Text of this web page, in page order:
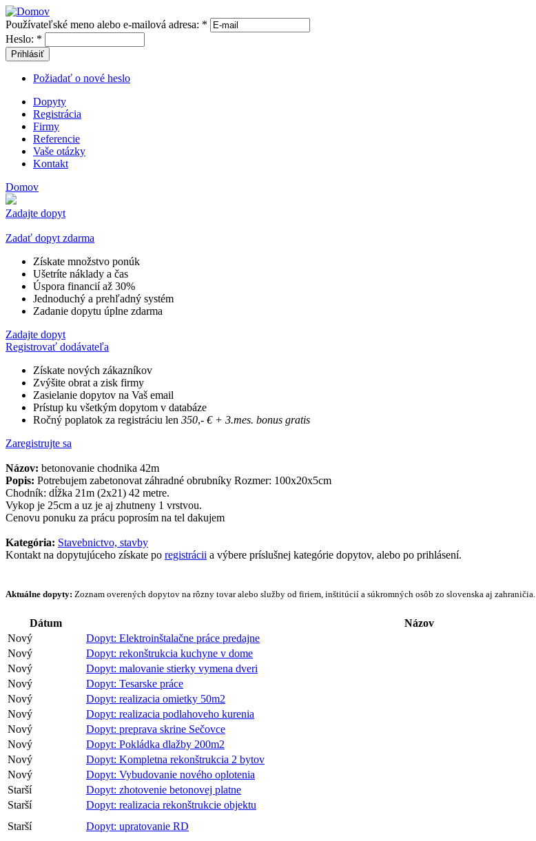
Používateľské meno alebo e-mailová adresa: *
Heslo: *
Prihlásiť
Požiadať o nové heslo
Dopyty
Registrácia
Firmy
Referencie
Vaše otázky
Kontakt
Domov
Zadajte dopyt
Zadať dopyt zdarma
Získate množstvo ponúk
Ušetríte náklady a čas
Úspora financií až 30%
Jednoduchý a prehľadný systém
Zadanie dopytu úplne zdarma
Zadajte dopyt
Registrovať dodávateľa
Získate nových zákazníkov
Zvýšite obrat a zisk firmy
Zasielanie dopytov na Vaš email
Prístup ku všetkým dopytom v databáze
Ročný poplatok za registráciu len 350,- € + 3.mes. bonus gratis
Zaregistrujte sa
Názov: betonovanie chodnika 42m
Popis: Potrebujem zabetonovat záhradné obrubníky Rozmer: 100x20x5cm
Chodník: dĺžka 21m (2x21) 42 metre.
Vykop je 25cm a uz je aj zhutneny 1 vrstvou.
Cenovu ponuku za prácu poprosím na tel dakujem
Kategória: Stavebnictvo, stavby
Kontakt na dopytujúceho získate po registrácii a výbere príslušnej kategórie dopytov, alebo po prihlásení.
Aktuálne dopyty: Zoznam overených dopytov na rôzny tovar alebo služby od firiem, inštitúcií a súkromných osôb zo slovenska aj zahraničia.
Dátum Názov
Nový
Dopyt: Elektroinštalačne práce predajne
Nový
Dopyt: rekonštrukcia kuchyne v dome
Nový
Dopyt: malovanie stierky vymena dveri
Nový
Dopyt: Tesarske práce
Nový
Dopyt: realizacia omietky 50m2
Nový
Dopyt: realizacia podlahoveho kurenia
Nový
Dopyt: preprava skrine Sečovce
Nový
Dopyt: Pokládka dlažby 200m2
Nový
Dopyt: Kompletna rekonštrukcia 2 bytov
Nový
Dopyt: Vybudovanie nového oplotenia
Starší
Dopyt: zhotovenie betonovej platne
Starší
Dopyt: realizacia rekonštrukcie objektu
Starší
Dopyt: upratovanie RD